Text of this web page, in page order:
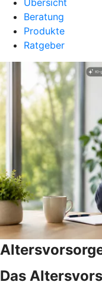
Übersicht
Beratung
Produkte
Ratgeber
Das